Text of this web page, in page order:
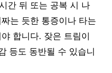
간 뒤 또는 공복 시 나
는 듯한 통증이나 타는
합니다. 잦은 트림이
등도 동반될 수 있습니